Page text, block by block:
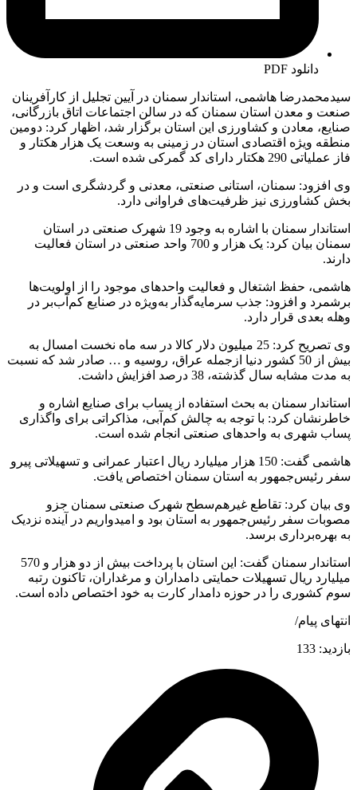
دانلود PDF
سیدمحمدرضا هاشمی، استاندار سمنان در آیین تجلیل از کارآفرینان
صنعت و معدن استان سمنان که در سالن اجتماعات اتاق بازرگانی،
صنایع، معادن و کشاورزی این استان برگزار شد، اظهار کرد: دومین
منطقه ویژه اقتصادی استان در زمینی به وسعت یک هزار هکتار و
فاز عملیاتی 290 هکتار دارای کد گمرکی شده است.
وی افزود: سمنان، استانی صنعتی، معدنی و گردشگری است و در
بخش کشاورزی نیز ظرفیت‌های فراوانی دارد.
استاندار سمنان با اشاره به وجود 19 شهرک صنعتی در استان
سمنان بیان کرد: یک هزار و 700 واحد صنعتی در استان فعالیت
دارند.
هاشمی، حفظ اشتغال و فعالیت واحدهای موجود را از اولویت‌ها
برشمرد و افزود: جذب سرمایه‌گذار به‌ویژه در صنایع کم‌آب‌بر در
وهله بعدی قرار دارد.
وی تصریح کرد: 25 میلیون دلار کالا در سه ماه نخست امسال به
بیش از 50 کشور دنیا ازجمله عراق، روسیه و … صادر شد که نسبت
به مدت مشابه سال گذشته، 38 درصد افزایش داشت.
استاندار سمنان به بحث استفاده از پساب برای صنایع اشاره و
خاطرنشان کرد: با توجه به چالش کم‌آبی، مذاکراتی برای واگذاری
پساب شهری به واحدهای صنعتی انجام شده است.
هاشمی گفت: 150 هزار میلیارد ریال اعتبار عمرانی و تسهیلاتی پیرو
سفر رئیس‌جمهور به استان سمنان اختصاص یافت.
وی بیان کرد: تقاطع غیرهم‌سطح شهرک صنعتی سمنان جزو
مصوبات سفر رئیس‌جمهور به استان بود و امیدواریم در آینده نزدیک
به بهره‌برداری برسد.
استاندار سمنان گفت: این استان با پرداخت بیش از دو هزار و 570
میلیارد ریال تسهیلات حمایتی دامداران و مرغداران، تاکنون رتبه
سوم کشوری را در حوزه دامدار کارت به خود اختصاص داده است.
انتهای پیام/
بازدید: 133